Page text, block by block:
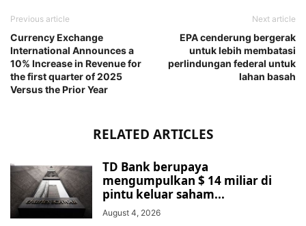
Previous article
Currency Exchange
International Announces a
10% Increase in Revenue for
the first quarter of 2025
Versus the Prior Year
Next article
EPA cenderung bergerak
untuk lebih membatasi
perlindungan federal untuk
lahan basah
RELATED ARTICLES
TD Bank berupaya
mengumpulkan $ 14 miliar di
pintu keluar saham...
August 4, 2026